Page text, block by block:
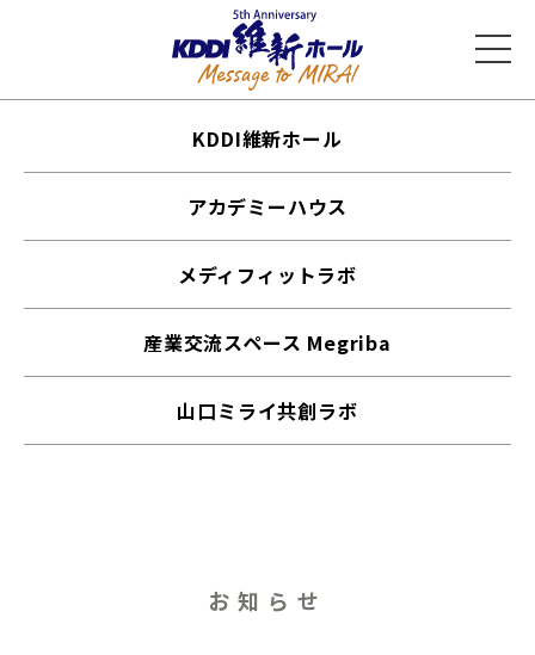
KDDI維新ホール
アカデミーハウス
メディフィットラボ
産業交流スペース Megriba
山口ミライ共創ラボ
お知らせ